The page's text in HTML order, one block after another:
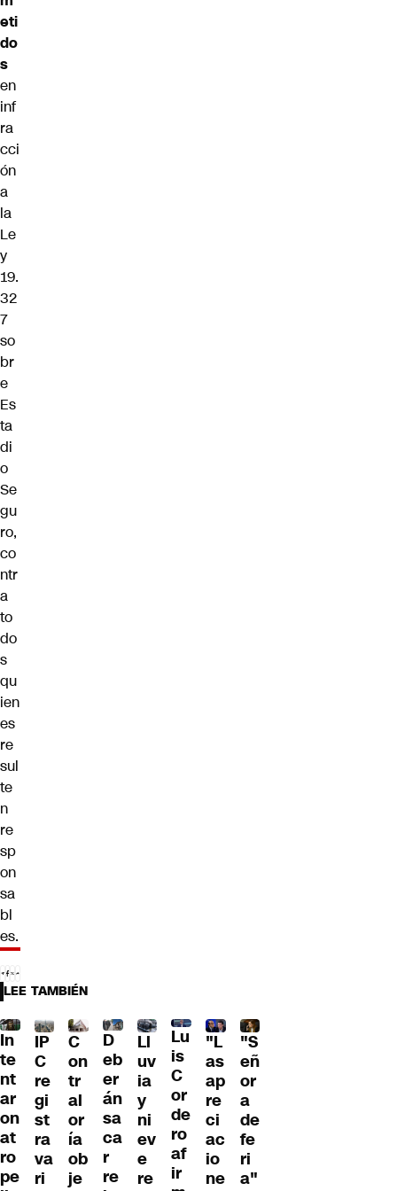
eti
do
s
en
inf
ra
cci
ón
a
la
Le
y
19.
32
7
so
br
e
Es
ta
di
o
Se
gu
ro,
co
ntr
a
to
do
s
qu
ien
es
re
sul
te
n
re
sp
on
sa
bl
es.
LEE TAMBIÉN
In
te
nt
ar
on
at
ro
pe
IP
C
re
gi
st
ra
va
ri
C
on
tr
al
or
ía
ob
je
D
eb
er
án
sa
ca
r
re
Ll
uv
ia
y
ni
ev
e
re
Lu
is
C
or
de
ro
af
ir
"L
as
ap
re
ci
ac
io
ne
"S
eñ
or
a
de
fe
ri
a"